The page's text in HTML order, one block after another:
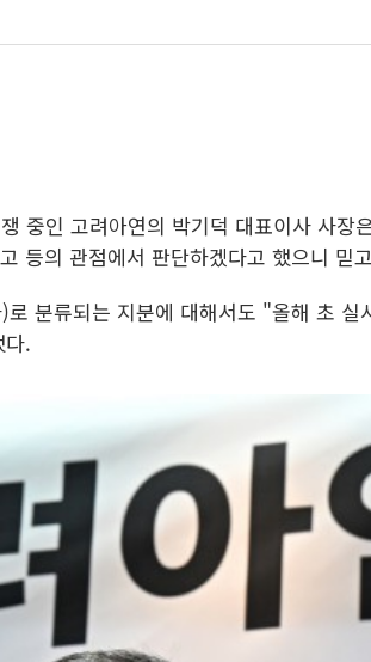
중인 고려아연의 박기덕 대표이사 사장
등의 관점에서 판단하겠다고 했으니 믿
분류되는 지분에 대해서도 "올해 초 실
.